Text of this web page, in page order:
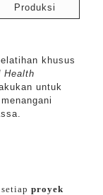
Produksi
khusus
Health
untuk
proyek